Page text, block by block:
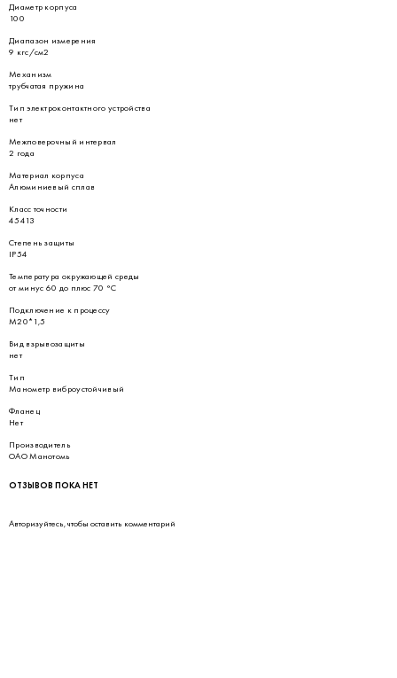
Диаметр корпуса
100
Диапазон измерения
9 кгс/см2
Механизм
трубчатая пружина
Тип электроконтактного устройства
нет
Межповерочный интервал
2 года
Материал корпуса
Алюминиевый сплав
Класс точности
45413
Степень защиты
IP54
Температура окружающей среды
от минус 60 до плюс 70 °С
Подключение к процессу
М20*1,5
Вид взрывозащиты
нет
Тип
Манометр виброустойчивый
Фланец
Нет
Производитель
ОАО Манотомь
ОТЗЫВОВ ПОКА НЕТ
Авторизуйтесь, чтобы оставить комментарий